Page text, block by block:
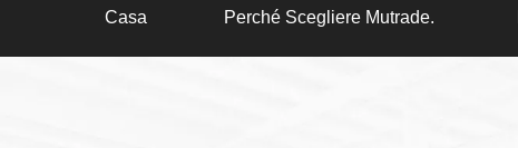
Casa Perché Scegliere Mutrade.